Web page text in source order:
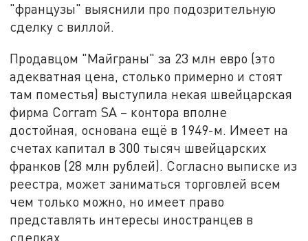
"французы" выяснили про подозрительную
сделку с виллой.
Продавцом "Майграны" за 23 млн евро (это
адекватная цена, столько примерно и стоят
там поместья) выступила некая швейцарская
фирма Corram SA – контора вполне
достойная, основана ещё в 1949-м. Имеет на
счетах капитал в 300 тысяч швейцарских
франков (28 млн рублей). Согласно выписке из
реестра, может заниматься торговлей всем
чем только можно, но имеет право
представлять интересы иностранцев в
сделках.